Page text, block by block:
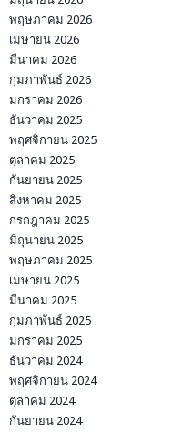
พฤษภาคม 2026
เมษายน 2026
มีนาคม 2026
กุมภาพันธ์ 2026
มกราคม 2026
ธันวาคม 2025
พฤศจิกายน 2025
ตุลาคม 2025
กันยายน 2025
สิงหาคม 2025
กรกฎาคม 2025
มิถุนายน 2025
พฤษภาคม 2025
เมษายน 2025
มีนาคม 2025
กุมภาพันธ์ 2025
มกราคม 2025
ธันวาคม 2024
พฤศจิกายน 2024
ตุลาคม 2024
กันยายน 2024